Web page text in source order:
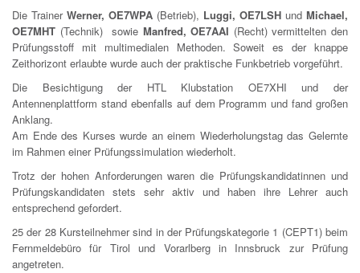
Die Trainer Werner, OE7WPA (Betrieb), Luggi, OE7LSH und Michael,
OE7MHT (Technik) sowie Manfred, OE7AAI (Recht) vermittelten den
Prüfungsstoff mit multimedialen Methoden. Soweit es der knappe
Zeithorizont erlaubte wurde auch der praktische Funkbetrieb vorgeführt.
Die Besichtigung der HTL Klubstation OE7XHI und der
Antennenplattform stand ebenfalls auf dem Programm und fand großen
Anklang.
Am Ende des Kurses wurde an einem Wiederholungstag das Gelernte
im Rahmen einer Prüfungssimulation wiederholt.
Trotz der hohen Anforderungen waren die Prüfungskandidatinnen und
Prüfungskandidaten stets sehr aktiv und haben ihre Lehrer auch
entsprechend gefordert.
25 der 28 Kursteilnehmer sind in der Prüfungskategorie 1 (CEPT1) beim
Fernmeldebüro für Tirol und Vorarlberg in Innsbruck zur Prüfung
angetreten.